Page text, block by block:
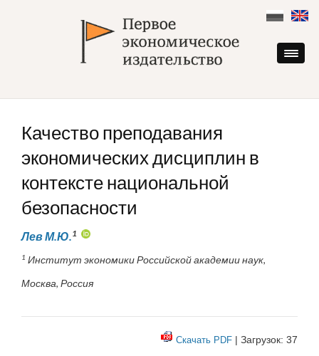
content
Качество преподавания
экономических дисциплин в
контексте национальной
безопасности
Лев М.Ю.1
1 Институт экономики Российской академии наук,
Москва, Россия
Скачать PDF | Загрузок: 37